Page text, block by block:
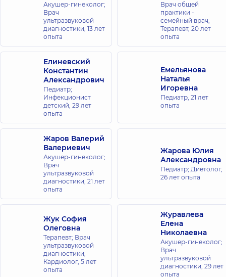
Акушер-гинеколог;
Врач
ультразвуковой
диагностики, 13 лет
опыта
Врач общей
практики -
семейный врач;
Терапевт, 20 лет
опыта
Елиневский
Константин
Александрович
Педиатр;
Инфекционист
детский, 29 лет
опыта
Емельянова
Наталья
Игоревна
Педиатр, 21 лет
опыта
Жаров Валерий
Валериевич
Акушер-гинеколог;
Врач
ультразвуковой
диагностики, 21 лет
опыта
Жарова Юлия
Александровна
Педиатр; Диетолог,
26 лет опыта
Жук София
Олеговна
Терапевт; Врач
ультразвуковой
диагностики;
Кардиолог, 5 лет
опыта
Журавлева
Елена
Николаевна
Акушер-гинеколог;
Врач
ультразвуковой
диагностики, 29 лет
опыта